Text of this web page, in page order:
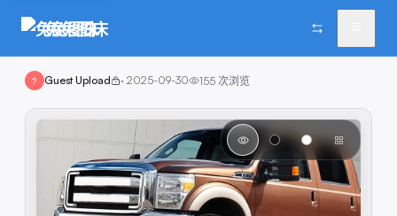
兔兔图床
? Guest Upload · 2025-09-30 155 次浏览